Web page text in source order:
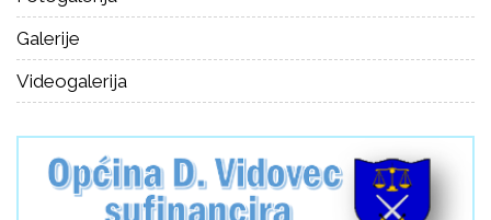
Galerije
Videogalerija